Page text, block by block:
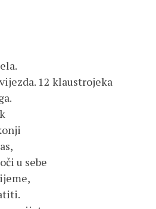
12 klaustrojeka
u sebe